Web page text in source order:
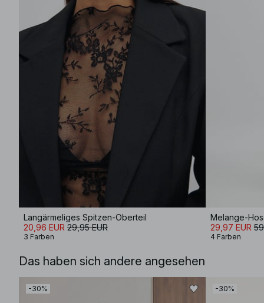
Langärmeliges Spitzen-Oberteil
20,96 EUR 29,95 EUR
3 Farben
Melange-
29,97 EUR
4 Farben
Das haben sich andere angesehen
-30% -30%